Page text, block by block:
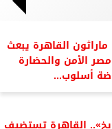
القاهرة يبعث
الأمن والحضارة
أسلوب...
القاهرة تستضيف